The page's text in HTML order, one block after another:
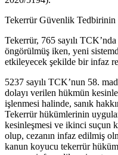
Tekerrür Güvenlik
Tekerrür, 765 sayılı
öngörülmüş iken, yeni
etkileyecek şekilde bir infaz
5237 sayılı TCK’nun 58.
dolayı verilen hükmün
işlenmesi halinde, sanık
Tekerrür hükümlerinin
kesinleşmesi ve ikinci suçun
olup, cezanın infaz edilmiş
kanun koyucu tekerrür